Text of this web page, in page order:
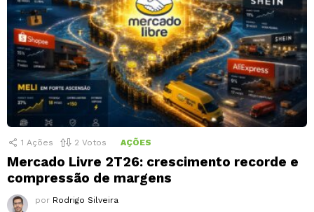
1 Ações 2 Votos AÇÕES
Mercado Livre 2T26: crescimento recorde e
compressão de margens
por Rodrigo Silveira